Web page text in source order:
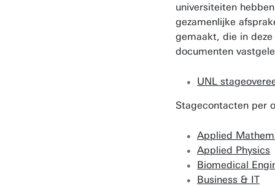
universiteiten hebben
gezamenlijke
gemaakt, die in deze
documenten
UNL
Stagecontacten per
Applied
Applied Physics
Biomedical
Business & IT